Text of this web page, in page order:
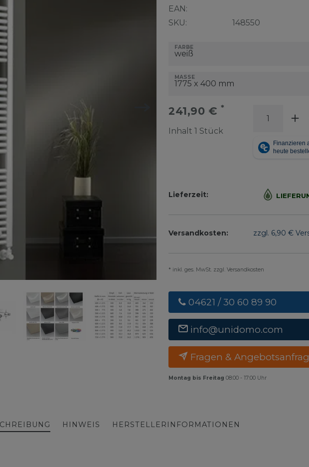
EAN:
SKU:
148550
FARBE
MASSE
241,90 € *
Inhalt 1 Stück
Lieferzeit:
Versandkosten: zzgl. 6,90 €
* inkl. ges. MwSt. zzgl. Versandkosten
04621 / 30 60 89 90
info@unidomo.com
Fragen &
Montag bis Freitag 08:00 - 17:00 Uhr
HINWEIS HERSTELLERINFORMATIONEN